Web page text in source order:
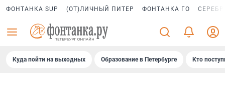
ФОНТАНКА SUP (ОТ)ЛИЧНЫЙ ПИТЕР ФОНТАНКА ГО
Куда пойти на выходных Образование в Петербурге Кто